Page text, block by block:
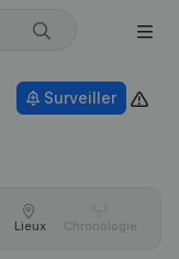
Surveiller
Lieux Chronologie